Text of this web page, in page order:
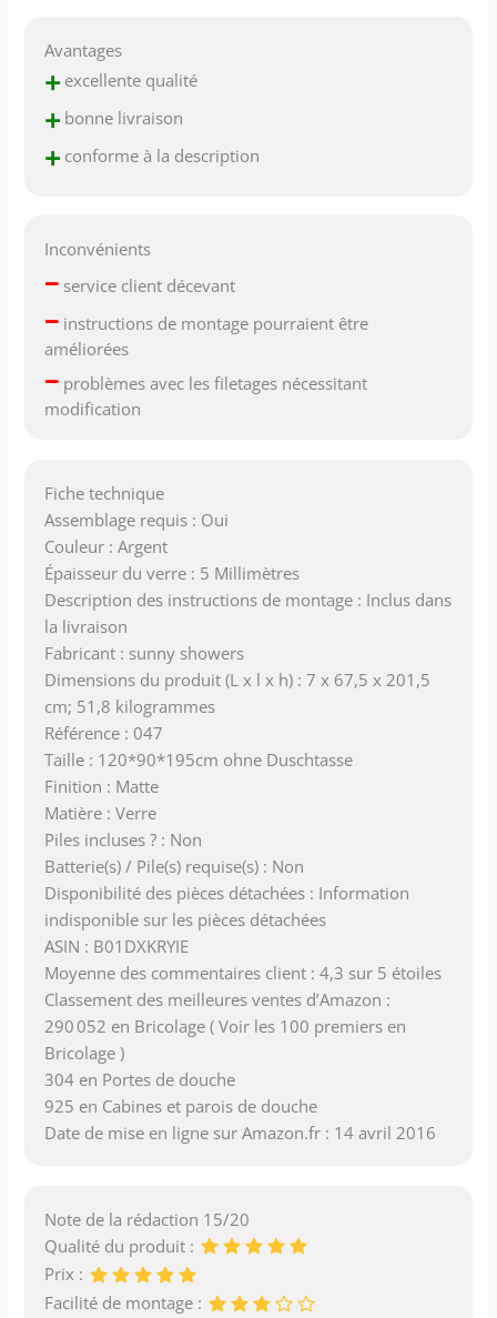
Avantages
+ excellente qualité
+ bonne livraison
+ conforme à la description
Inconvénients
– service client décevant
– instructions de montage pourraient être
améliorées
– problèmes avec les filetages nécessitant
modification
Fiche technique
Assemblage requis : Oui
Couleur : Argent
Épaisseur du verre : 5 Millimètres
Description des instructions de montage : Inclus dans
la livraison
Fabricant : sunny showers
Dimensions du produit (L x l x h) : 7 x 67,5 x 201,5
cm; 51,8 kilogrammes
Référence : 047
Taille : 120*90*195cm ohne Duschtasse
Finition : Matte
Matière : Verre
Piles incluses ? : Non
Batterie(s) / Pile(s) requise(s) : Non
Disponibilité des pièces détachées : Information
indisponible sur les pièces détachées
ASIN : B01DXKRYIE
Moyenne des commentaires client : 4,3 sur 5 étoiles
Classement des meilleures ventes d’Amazon :
290 052 en Bricolage ( Voir les 100 premiers en
Bricolage )
304 en Portes de douche
925 en Cabines et parois de douche
Date de mise en ligne sur Amazon.fr : 14 avril 2016
Note de la rédaction 15/20
Qualité du produit :
Prix :
Facilité de montage :